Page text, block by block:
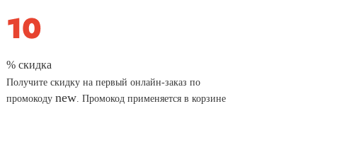
% скидка
Получите скидку на первый онлайн-заказ по
промокоду new. Промокод применяется в корзине